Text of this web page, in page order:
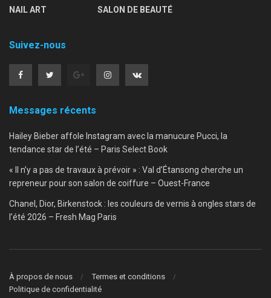
NAIL ART
SALON DE BEAUTÉ
Suivez-nous
Messages récents
Hailey Bieber affole Instagram avec la manucure Pucci, la
tendance star de l’été – Paris Select Book
« Il n’y a pas de travaux à prévoir » : Val d’Étansong cherche un
repreneur pour son salon de coiffure – Ouest-France
Chanel, Dior, Birkenstock : les couleurs de vernis à ongles stars de
l’été 2026 – Fresh Mag Paris
À propos de nous
Termes et conditions
Politique de confidentialité